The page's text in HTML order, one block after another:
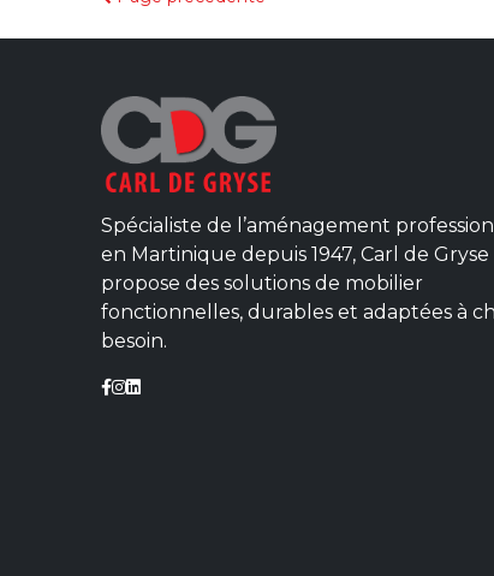
Spécialiste de l’aménagement
en Martinique depuis 1947, Carl de Gryse
propose des solutions de mobilier
fonctionnelles, durables et adaptées à
besoin.